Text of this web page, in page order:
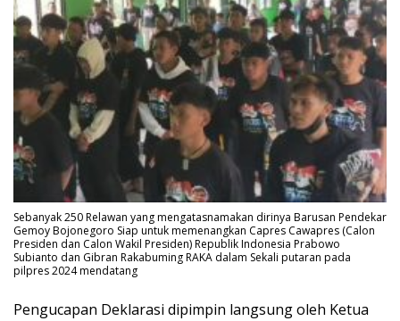
Sebanyak 250 Relawan yang mengatasnamakan dirinya Barusan Pendekar
Gemoy Bojonegoro Siap untuk memenangkan Capres Cawapres (Calon
Presiden dan Calon Wakil Presiden) Republik Indonesia Prabowo
Subianto dan Gibran Rakabuming RAKA dalam Sekali putaran pada
pilpres 2024 mendatang
Pengucapan Deklarasi dipimpin langsung oleh Ketua